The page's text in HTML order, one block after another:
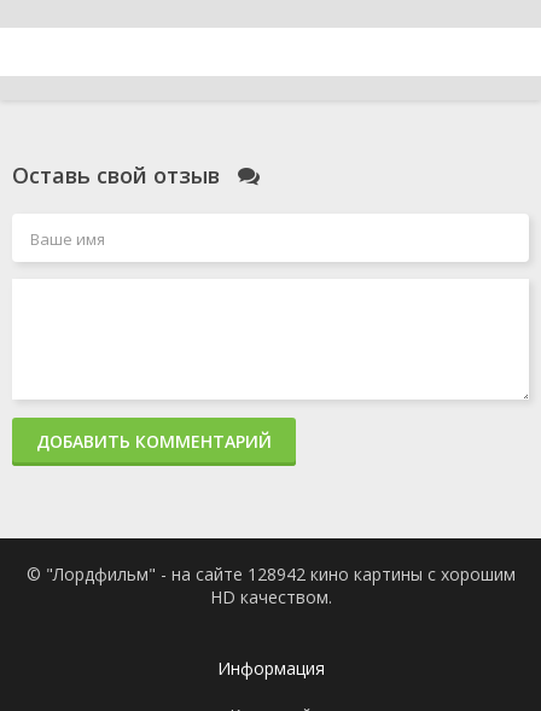
Оставь свой отзыв
ДОБАВИТЬ КОММЕНТАРИЙ
© "Лордфильм" - на сайте 128942 кино картины с хорошим
HD качеством.
Информация